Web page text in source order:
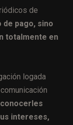
de
de pago, sino
totalmente en
logada
intereses,